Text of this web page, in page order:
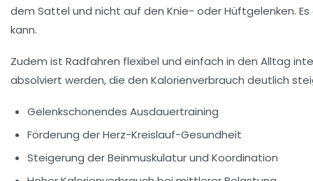
dem Sattel und nicht auf den Knie- oder Hüftgelenken.
kann.
Zudem ist Radfahren flexibel und einfach in den Alltag
absolviert werden, die den Kalorienverbrauch deutlich
Gelenkschonendes Ausdauertraining
Förderung der Herz-Kreislauf-Gesundheit
Steigerung der Beinmuskulatur und Koordination